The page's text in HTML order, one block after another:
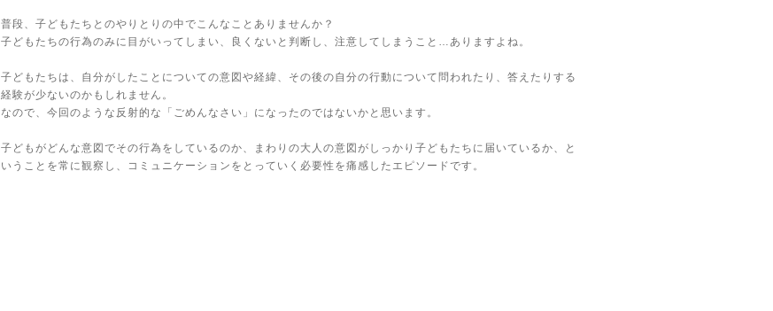
普段、子どもたちとのやりとりの中でこんなことありませんか？
子どもたちの行為のみに目がいってしまい、良くないと判断し、注意してしまうこと…ありますよね。
子どもたちは、自分がしたことについての意図や経緯、その後の自分の行動について問われたり、答えたりする
経験が少ないのかもしれません。
なので、今回のような反射的な「ごめんなさい」になったのではないかと思います。
子どもがどんな意図でその行為をしているのか、まわりの大人の意図がしっかり子どもたちに届いているか、と
いうことを常に観察し、コミュニケーションをとっていく必要性を痛感したエピソードです。